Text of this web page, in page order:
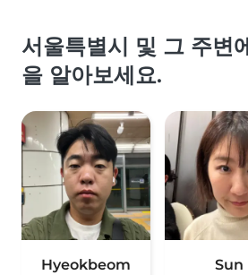
서울특별시 및 그 주변
을 알아보세요.
Hyeokbeom Sun